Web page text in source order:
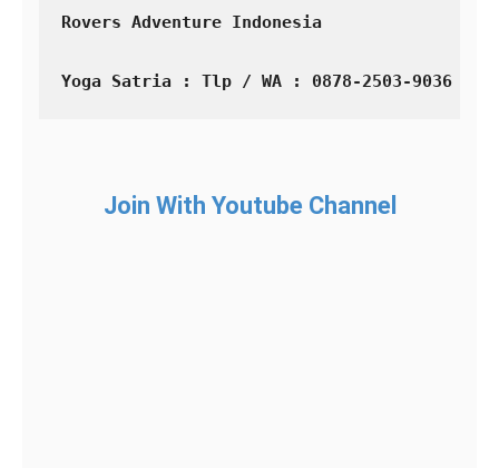
Rovers Adventure Indonesia
Yoga Satria : Tlp / WA : 0878-2503-9036
Join With Youtube Channel